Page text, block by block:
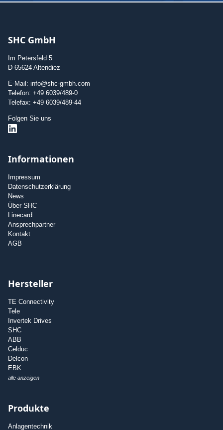
SHC GmbH
Im Petersfeld 5
D-65624 Altendiez
E-Mail: info@shc-gmbh.com
Telefon: +49 6039/489-0
Telefax: +49 6039/489-44
Folgen Sie uns
Informationen
Impressum
Datenschutzerklärung
News
Über SHC
Linecard
Ansprechpartner
Kontakt
AGB
Hersteller
TE Connectivity
Tele
Invertek Drives
SHC
ABB
Celduc
Delcon
EBK
alle anzeigen
Produkte
Anlagentechnik